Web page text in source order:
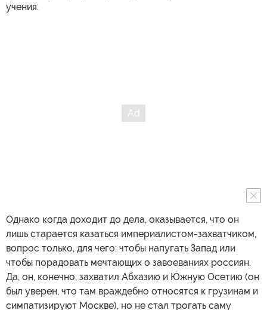
учения.
Однако когда доходит до дела, оказывается, что он
лишь старается казаться империалистом-захватчиком,
вопрос только, для чего: чтобы напугать Запад или
чтобы порадовать мечтающих о завоеваниях россиян.
Да, он, конечно, захватил Абхазию и Южную Осетию (он
был уверен, что там враждебно относятся к грузинам и
симпатизируют Москве), но не стал трогать саму